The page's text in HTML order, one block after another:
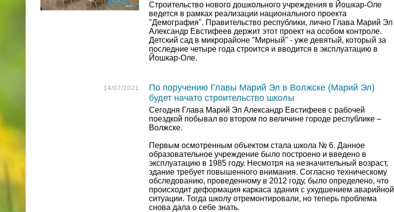
Строительство нового дошкольного учреждения в Йошкар-Оле
ведется в рамках реализации национального проекта
"Демография". Правительство республики, лично Глава Марий Эл
Александр Евстифеев держит этот проект на особом контроле.
Детский сад в микрорайоне "Мирный" - уже девятый, который за
последние четыре года строится и вводится в эксплуатацию в
Йошкар-Оле.
14/07/2021
По поручению Главы Марий Эл в Волжске (Марий Эл)
будет начато строительство школы
Сегодня Глава Марий Эл Александр Евстифеев с рабочей
поездкой побывал во втором по величине городе республике –
Волжске.
Первым осмотренным объектом стала школа № 6. Данное
образовательное учреждение было построено и введено в
эксплуатацию в 1985 году. Несмотря на незначительный возраст,
здание требует повышенного внимания. Согласно техническому
обследованию, проведенному в 2012 году, было определено, что
происходит деформация каркаса здания с ухудшением аварийной
ситуации. Тогда школу отремонтировали, но теперь проблема
снова дала о себе знать.